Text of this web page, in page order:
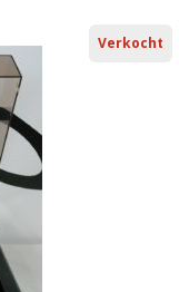
Verkocht